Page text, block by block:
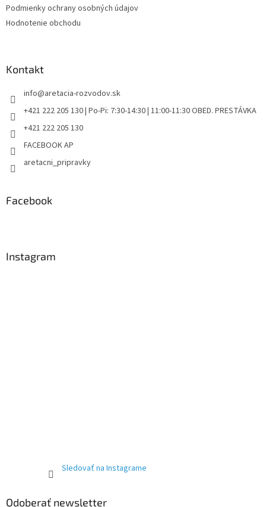
Podmienky ochrany osobných údajov
Hodnotenie obchodu
Kontakt
info@aretacia-rozvodov.sk
+421 222 205 130 | Po-Pi: 7:30-14:30 | 11:00-11:30 OBED. PRESTÁVKA
+421 222 205 130
FACEBOOK AP
aretacni_pripravky
Facebook
Instagram
Sledovať na Instagrame
Odoberať newsletter